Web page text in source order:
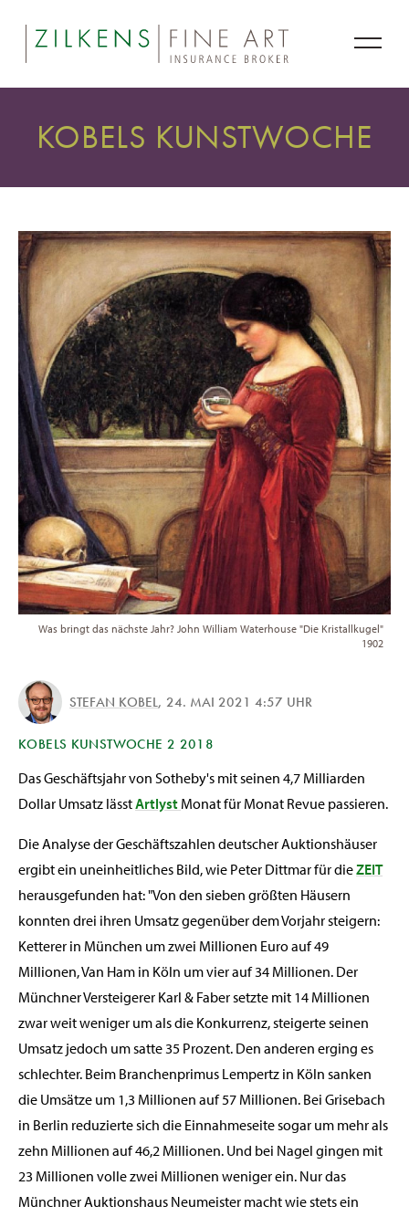
KOBELS KUNSTWOCHE
Was bringt das nächste Jahr? John William Waterhouse "Die Kristallkugel"
1902
STEFAN KOBEL, 24. MAI 2021 4:57 UHR
KOBELS KUNSTWOCHE 2 2018
Das Geschäftsjahr von Sotheby's mit seinen 4,7 Milliarden
Dollar Umsatz lässtArtlyst Monat für Monat Revue passieren.
Die Analyse der Geschäftszahlen deutscher Auktionshäuser
ergibt ein uneinheitliches Bild, wie Peter Dittmar für dieZEIT
herausgefunden hat: "Von den sieben größten Häusern
konnten drei ihren Umsatz gegenüber dem Vorjahr steigern:
Ketterer in München um zwei Millionen Euro auf 49
Millionen, Van Ham in Köln um vier auf 34 Millionen. Der
Münchner Versteigerer Karl & Faber setzte mit 14 Millionen
zwar weit weniger um als die Konkurrenz, steigerte seinen
Umsatz jedoch um satte 35 Prozent. Den anderen erging es
schlechter. Beim Branchenprimus Lempertz in Köln sanken
die Umsätze um 1,3 Millionen auf 57 Millionen. Bei Grisebach
in Berlin reduzierte sich die Einnahmeseite sogar um mehr als
zehn Millionen auf 46,2 Millionen. Und bei Nagel gingen mit
23 Millionen volle zwei Millionen weniger ein. Nur das
Münchner Auktionshaus Neumeister macht wie stets ein